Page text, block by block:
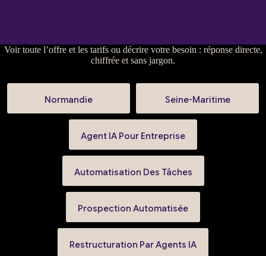
Voirtoute l’offre et les tarifsou décrire votre besoin : réponse directe,
chiffrée et sans jargon.
Normandie Seine-Maritime
Agent IA Pour Entreprise
Automatisation Des Tâches
Prospection Automatisée
Restructuration Par Agents IA